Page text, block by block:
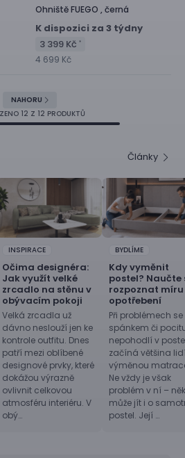
OhništěFUEGO , černá
K dispozici za 3 týdny
3 399 Kč *
4 699 Kč
NAHORU
12 Z 12 PRODUKTŮ
Články
INSPIRACE
Očima designéra:
Jak využít velké
zrcadlo na stěnu v
obývacím pokoji
Velká zrcadla už
dávno neslouží jen ke
kontrole outfitu. Dnes
patří mezi oblíbené
designové prvky, které
dokážou výrazně
ovlivnit celkovou
atmosféru interiéru. V
obý…
BYDLÍME
Kdy vyměnit
postel? Naučte
rozpoznat míru
opotřebení
Při problémech se
spánkem či
nepohodlí v
začíná většina
výměnou
Ne vždy je však
problém v ní –
může jít i o
postel. Její …